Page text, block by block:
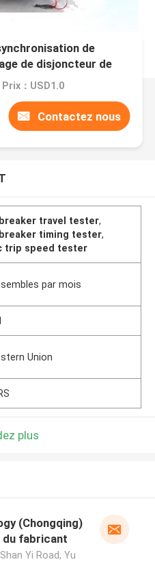
de
de disjoncteur de
Prix：USD1.0
Contactez nous
travel tester,
timing tester,
trip speed tester
par mois
Union
plus
(Chongqing)
du fabricant
Yi Road, Yu